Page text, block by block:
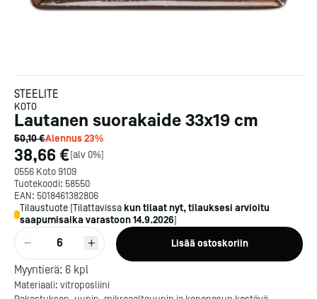
STEELITE
KOTO
Lautanen suorakaide 33x19 cm
50,10 €Alennus23%
38,66 €[alv 0%]
0556 Koto 9109
Tuotekoodi: 58550
EAN: 5018461382806
Tilaustuote [Tilattavissa kun tilaat nyt, tilauksesi arvioitu
saapumisaika varastoon14.9.2026]
6 Lisää ostoskoriin
Myyntierä: 6 kpl
Materiaali: vitroposliini
Kotipizza on vuonna 1987
perustettu yritys, jolla on yli
300 ravintolaa eri puolella